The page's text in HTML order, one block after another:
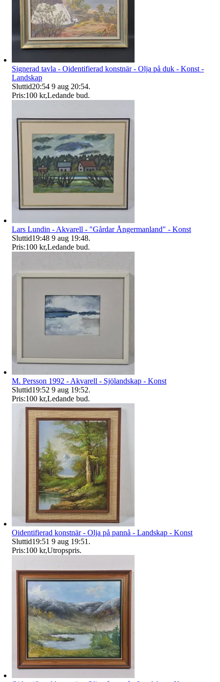
Signerad tavla - Oidentifierad konstnär - Olja på duk - Konst -
Landskap
Sluttid20:54 9 aug 20:54.
Pris:100 kr,Ledande bud.
Lars Lundin - Akvarell - "Gårdar Ångermanland" - Konst
Sluttid19:48 9 aug 19:48.
Pris:100 kr,Ledande bud.
M. Persson 1992 - Akvarell - Sjölandskap - Konst
Sluttid19:52 9 aug 19:52.
Pris:100 kr,Ledande bud.
Oidentifierad konstnär - Olja på pannå - Landskap - Konst
Sluttid19:51 9 aug 19:51 .
Pris:100 kr,Utropspris.